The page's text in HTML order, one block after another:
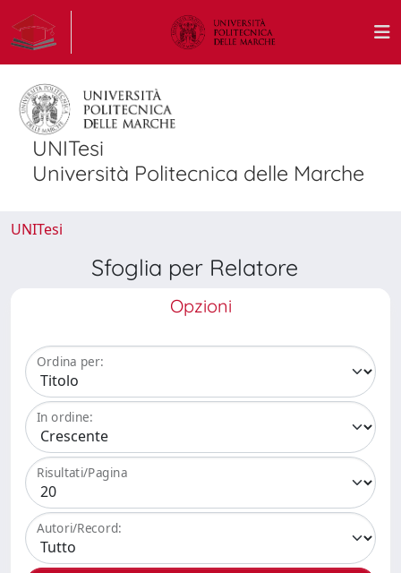
UNITesi
Università Politecnica delle Marche
UNITesi
Sfoglia per Relatore
Opzioni
Ordina per:
In ordine:
Risultati/Pagina
Autori/Record: